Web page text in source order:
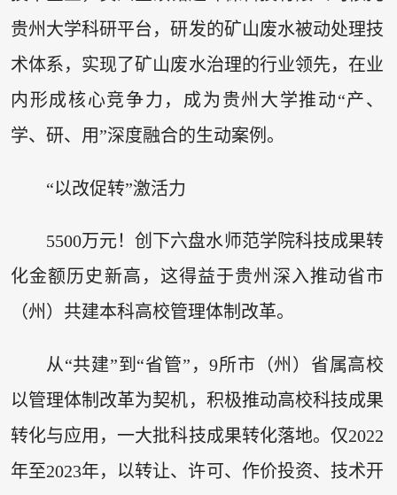
贵州大学科研平台，研发的矿山废水被动处理技
术体系，实现了矿山废水治理的行业领先，在业
内形成核心竞争力，成为贵州大学推动“产、
学、研、用”深度融合的生动案例。
“以改促转”激活力
5500万元！创下六盘水师范学院科技成果转
化金额历史新高，这得益于贵州深入推动省市
（州）共建本科高校管理体制改革。
从“共建”到“省管”，9所市（州）省属高校
以管理体制改革为契机，积极推动高校科技成果
转化与应用，一大批科技成果转化落地。仅2022
年至2023年，以转让、许可、作价投资、技术开